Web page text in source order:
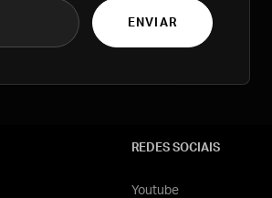
ENVIAR
REDES SOCIAIS
Youtube